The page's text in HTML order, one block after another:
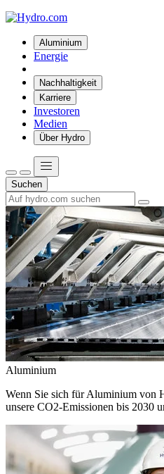
Aluminium
Energie
Nachhaltigkeit
Karriere
Investoren
Medien
Über Hydro
Suchen
Aluminium
Wenn Sie sich für Aluminium von
unsere CO2-Emissionen bis 2030